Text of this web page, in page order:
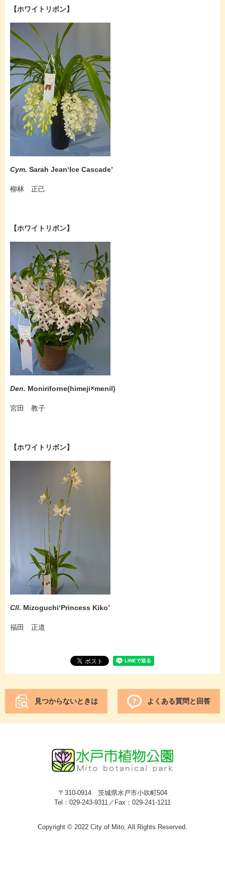
【ホワイトリボン】
Cym. Sarah Jean‘Ice Cascade’
柳林 正己
【ホワイトリボン】
Den. Moniriforne(himeji×menil)
宮田 教子
【ホワイトリボン】
Cll. Mizoguchi‘Princess Kiko’
福田 正道
見つからないときは よくある質問と回答
〒310-0914 茨城県水戸市小吹町504
Tel：029-243-9311／Fax：029-241-1211
Copyright © 2022 City of Mito, All Rights Reserved.